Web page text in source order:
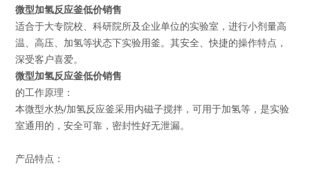
微型加氢反应釜低价销售
适合于大专院校、科研院所及企业单位的实验室，进行小剂量高
温、高压、加氢等状态下实验用釜。其安全、快捷的操作特点，
深受客户喜爱。
微型加氢反应釜低价销售
的工作原理：
本微型水热/加氢反应釜采用内磁子搅拌，可用于加氢等，是实验
室通用的，安全可靠，密封性好无泄漏。
产品特点：